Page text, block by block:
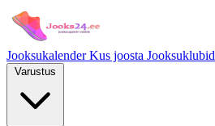
JooksukalenderKus joosta Jooksuklubid